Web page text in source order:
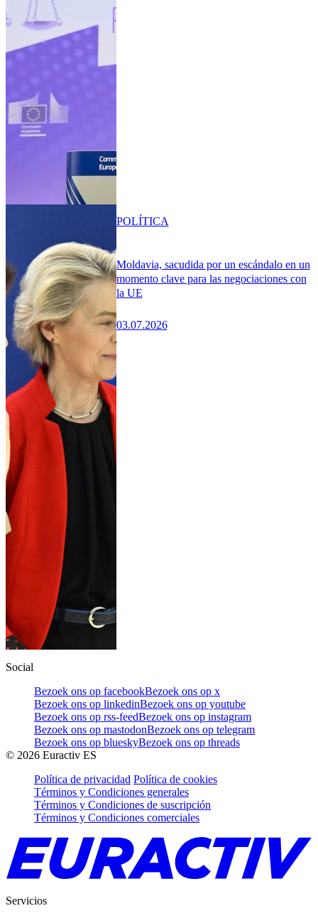
Moldavia, sacudida por un escándalo en un
momento clave para las negociaciones con
la UE
03.07.2026
POLÍTICA
Social
Bezoek ons op facebookBezoek ons op x
Bezoek ons op linkedinBezoek ons op youtube
Bezoek ons op rss-feedBezoek ons op instagram
Bezoek ons op mastodonBezoek ons op telegram
Bezoek ons op blueskyBezoek ons op threads
© 2026 Euractiv ES
Política de privacidad Política de cookies
Términos y Condiciones generales
Términos y Condiciones de suscripción
Términos y Condiciones comerciales
Servicios